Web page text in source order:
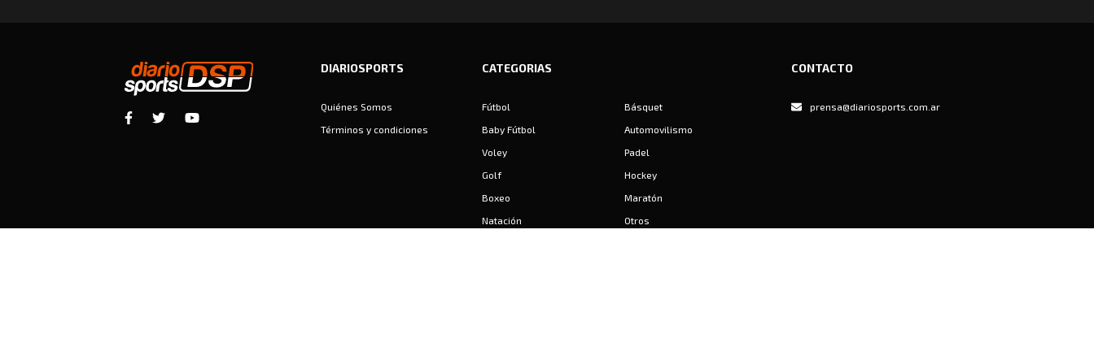
DIARIOSPORTS
Quiénes Somos
Términos y condiciones
CATEGORIAS
Fútbol
Básquet
Baby Fútbol
Automovilismo
Voley
Padel
Golf
Hockey
Boxeo
Maratón
Natación
Otros
CONTACTO
prensa@diariosports.com.ar